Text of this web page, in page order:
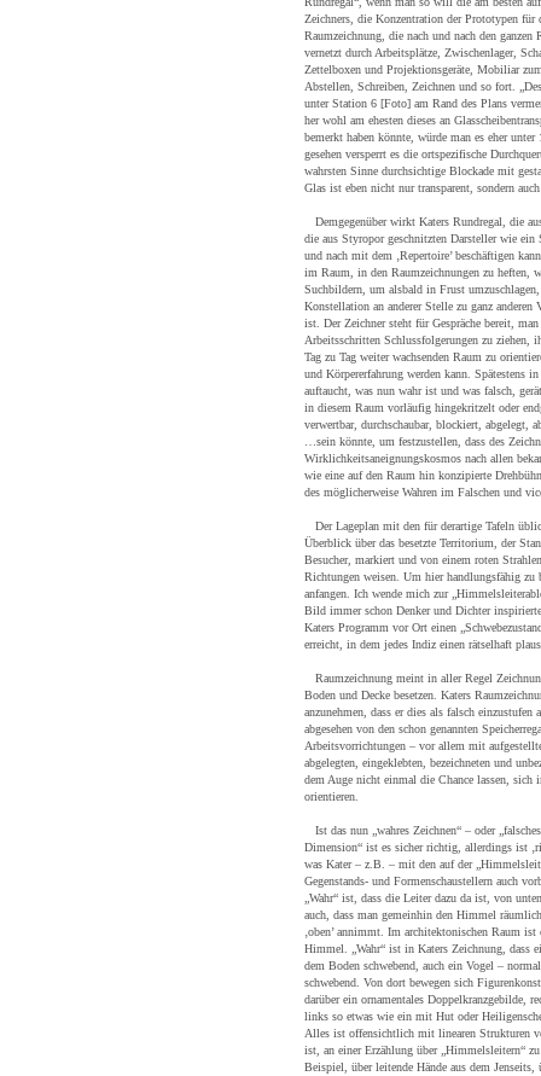
Zeichners, die Konzentration der Prototypen
Raumzeichnung, die nach und nach den
vernetzt durch Arbeitsplätze, Zwischenlager,
Zettelboxen und Projektionsgeräte, Mobiliar
Abstellen, Schreiben, Zeichnen und so fort.
unter Station 6 [Foto] am Rand des Plans
her wohl am ehesten dieses an
bemerkt haben könnte, würde man es eher
gesehen versperrt es die ortspezifische
wahrsten Sinne durchsichtige Blockade mit
Glas ist eben nicht nur transparent, sondern
Demgegenüber wirkt Katers Rundregal, die
die aus Styropor geschnitzten Darsteller wie ein
und nach mit dem ‚Repertoire’ beschäftigen
im Raum, in den Raumzeichnungen zu heften,
Suchbildern, um alsbald in Frust
Konstellation an anderer Stelle zu ganz
ist. Der Zeichner steht für Gespräche bereit,
Arbeitsschritten Schlussfolgerungen zu ziehen,
Tag zu Tag weiter wachsenden Raum zu
und Körpererfahrung werden kann. Spätestens
auftaucht, was nun wahr ist und was falsch,
in diesem Raum vorläufig hingekritzelt oder
verwertbar, durchschaubar, blockiert, abgelegt,
…sein könnte, um festzustellen, dass des
Wirklichkeitsaneignungskosmos nach allen
wie eine auf den Raum hin konzipierte
des möglicherweise Wahren im Falschen und
Der Lageplan mit den für derartige Tafeln
Überblick über das besetzte Territorium, der
Besucher, markiert und von einem roten
Richtungen weisen. Um hier handlungsfähig zu
anfangen. Ich wende mich zur
Bild immer schon Denker und Dichter
Katers Programm vor Ort einen
erreicht, in dem jedes Indiz einen rätselhaft
Raumzeichnung meint in aller Regel
Boden und Decke besetzen. Katers
anzunehmen, dass er dies als falsch einzustufen
abgesehen von den schon genannten
Arbeitsvorrichtungen – vor allem mit
abgelegten, eingeklebten, bezeichneten und
dem Auge nicht einmal die Chance lassen, sich
orientieren.
Ist das nun „wahres Zeichnen“ – oder
Dimension“ ist es sicher richtig, allerdings ist
was Kater – z.B. – mit den auf der
Gegenstands- und Formenschaustellern auch
„Wahr“ ist, dass die Leiter dazu da ist, von
auch, dass man gemeinhin den Himmel
‚oben’ annimmt. Im architektonischen Raum
Himmel. „Wahr“ ist in Katers Zeichnung, dass
dem Boden schwebend, auch ein Vogel –
schwebend. Von dort bewegen sich
darüber ein ornamentales Doppelkranzgebilde,
links so etwas wie ein mit Hut oder
Alles ist offensichtlich mit linearen Strukturen
ist, an einer Erzählung über „Himmelsleitern“
Beispiel, über leitende Hände aus dem